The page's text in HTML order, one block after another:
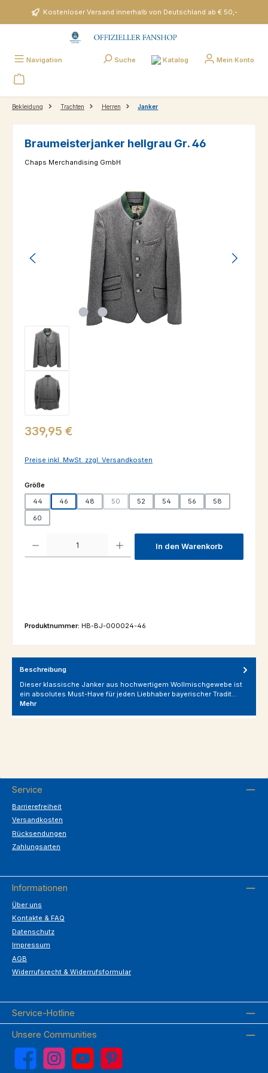
Zum Hauptinhalt springenKostenloser Versand innerhalb von Deutschland ab € 50,-
Navigation Suche Katalog Mein Konto
Bekleidung Trachten Herren Janker
Braumeisterjanker hellgrau Gr. 46
Chaps Merchandising GmbH
Regulärer Preis:
339,95 €
Preise inkl. MwSt. zzgl. Versandkosten
Größeauswählen
44 46 48 50 52 54 56
58
60
In den Warenkorb
Produktnummer: HB-BJ-000024-46
Beschreibung
Dieser klassische Janker aus hochwertigem Wollmischgewebe ist
ein absolutes Must-Have für jeden Liebhaber bayerischer Tradit…
Mehr
Service
Barrierefreiheit
Versandkosten
Rücksendungen
Zahlungsarten
Informationen
Über uns
Kontakte & FAQ
Datenschutz
Impressum
AGB
Widerrufsrecht & Widerrufsformular
Service-Hotline
Unsere Communities
Facebook Instagram YouTube Pinterest